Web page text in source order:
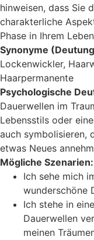
hinweisen, dass Sie
charakterliche
Phase in Ihrem
Synonyme
Lockenwickler,
Haarpermanente
Psychologische
Dauerwellen im
Lebensstils oder
auch symbolisieren,
etwas Neues
Mögliche Szenarien:
Ich sehe mich
wunderschöne
Ich stehe in
Dauerwellen
meinen